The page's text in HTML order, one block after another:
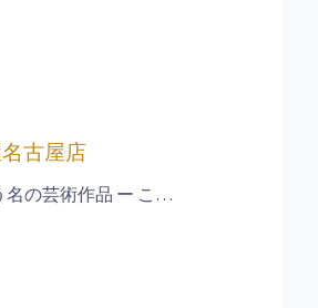
古屋店
名の芸術作品 ー こ…